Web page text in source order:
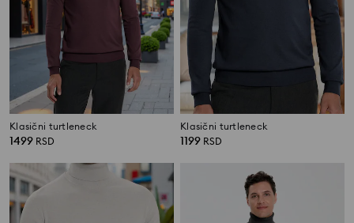
Klasični turtleneck
1499 RSD
Klasični turtleneck
1199 RSD